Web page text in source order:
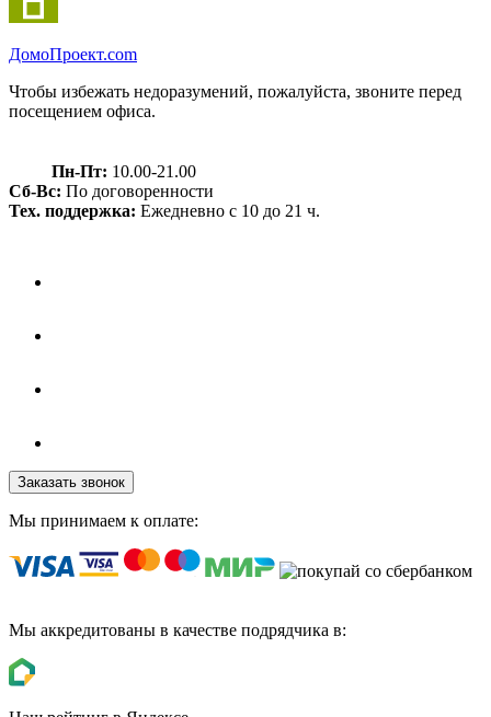
ДомоПроект.com
Чтобы избежать недоразумений, пожалуйста, звоните перед
посещением офиса.
Пн-Пт: 10.00-21.00
Сб-Вс: По договоренности
Тех. поддержка: Ежедневно с 10 до 21 ч.
Заказать звонок
Мы принимаем к оплате:
Мы аккредитованы в качестве подрядчика в: